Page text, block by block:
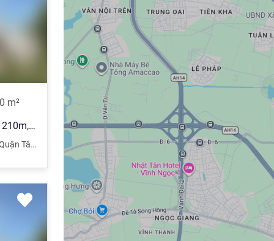
m²
Biệt thự Tô Ngọc Vân, Tây Hồ 210m, KD đỉnh, đẳng cấp thượng lưu
Tây Hồ Hà Nội